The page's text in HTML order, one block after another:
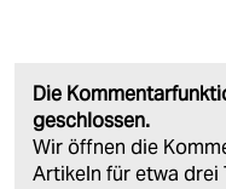
Die
geschlossen.
Wir öffnen die
Artikeln für etwa drei